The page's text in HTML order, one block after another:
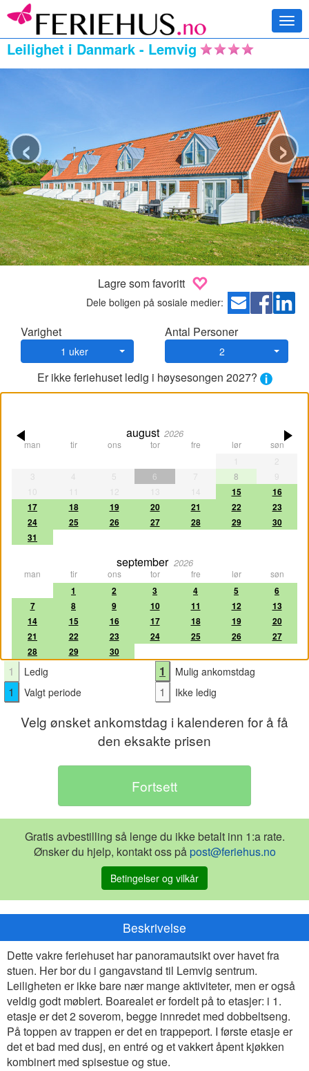
Leilighet i Danmark - Lemvig
‹ ›
Lagre som favoritt
Dele boligen på sosiale medier:
Varighet
1 uker
Antal Personer
2
Er ikke feriehuset ledig i høysesongen 2027?
august 2026
man tir ons tor fre lør
søn
1
2
3
4 5 6 7 8
9
10
11 12 13 14 15
16
17
18 19 20 21 22
23
24
25 26 27 28 29
30
31
september 2026
man tir ons tor fre lør søn
1 2 3 4 5
6
7
8 9 10 11 12
13
14
15 16 17 18 19
20
21
22 23 24 25 26
27
28
29 30
1 Ledig 1 Mulig ankomstdag
1 Valgt periode 1 Ikke ledig
Velg ønsket ankomstdag i kalenderen for å få
den eksakte prisen
Gratis avbestilling så lenge du ikke betalt inn 1:a rate.
Ønsker du hjelp, kontakt oss på post@feriehus.no
Betingelser og vilkår
Beskrivelse
Dette vakre feriehuset har panoramautsikt over havet fra
stuen. Her bor du i gangavstand til Lemvig sentrum.
Leiligheten er ikke bare nær mange aktiviteter, men er også
veldig godt møblert. Boarealet er fordelt på to etasjer: i 1.
etasje er det 2 soverom, begge innredet med dobbeltseng.
På toppen av trappen er det en trappeport. I første etasje er
det et bad med dusj, en entré og et vakkert åpent kjøkken
kombinert med spisestue og stue.